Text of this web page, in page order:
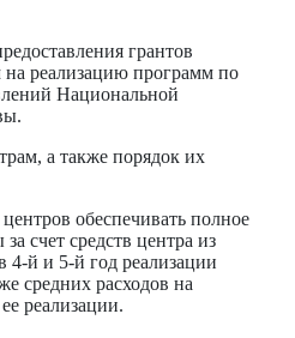
грантов
реализацию программ по
Национальной
а также порядок их
обеспечивать полное
счет средств центра из
й и 5-й год реализации
средних расходов на
реализации.